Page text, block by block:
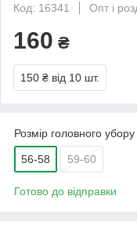
Код: 16341
Опт і
160 ₴
150 ₴ від 10 шт.
Розмір головного убору
56-58 59-60
Готово до відправки